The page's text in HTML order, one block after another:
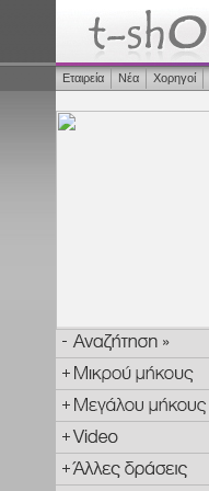
Εταιρεία Νέα Χορηγοί